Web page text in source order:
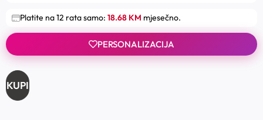
Platite na 12 rata samo: 18.68 KM mjesečno.
PERSONALIZACIJA
KUPI